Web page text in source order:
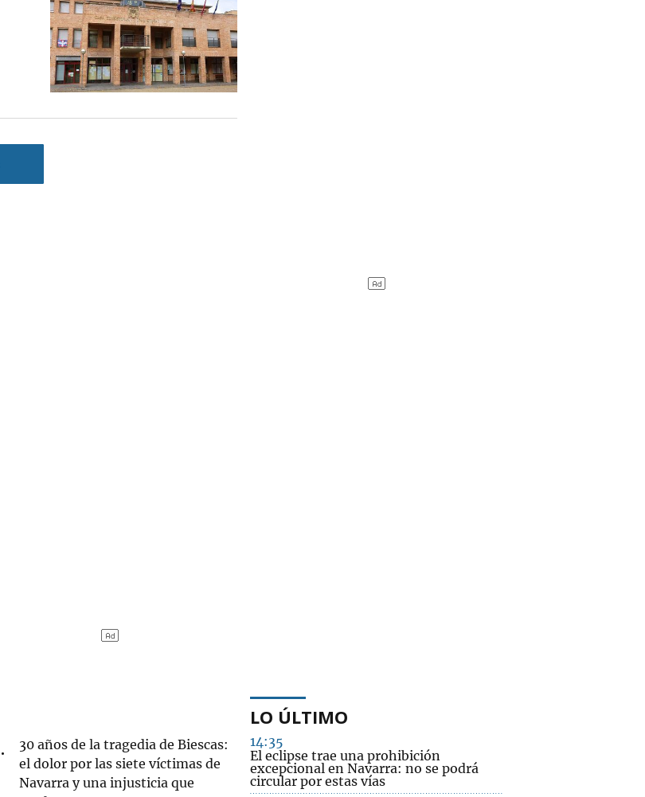
30 años de la tragedia de Biescas:
el dolor por las siete víctimas de
Navarra y una injusticia que
LO ÚLTIMO
14:35
El eclipse trae una prohibición
excepcional en Navarra: no se podrá
circular por estas vías